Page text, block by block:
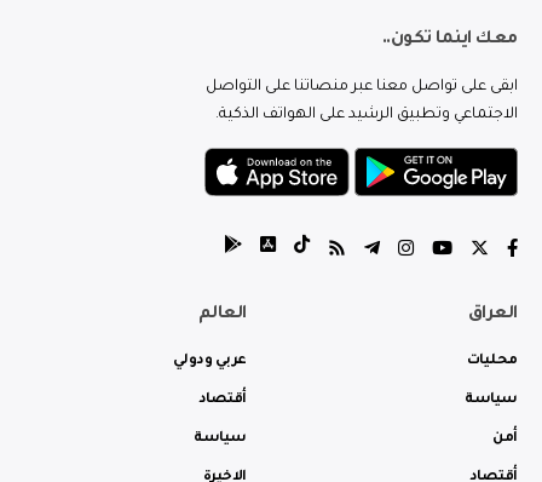
معك اينما تكون..
ابقى على تواصل معنا عبر منصاتنا على التواصل
الاجتماعي وتطبيق الرشيد على الهواتف الذكية.
العراق
محليات
سياسة
أمن
أقتصاد
العالم
عربي ودولي
أقتصاد
سياسة
الاخيرة